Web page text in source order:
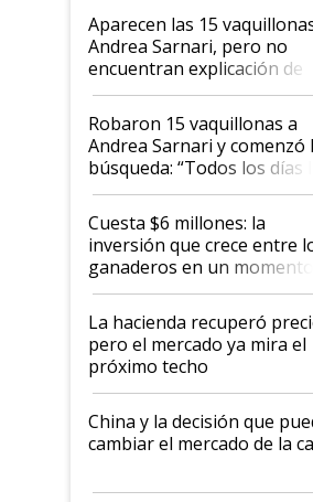
mandato muy claro del
nacional"
Aparecen las 15
Andrea Sarnari, pero no
encuentran explicación de
cómo llegaron allí
Robaron 15 vaquillonas a
Andrea Sarnari y comenzó
búsqueda: “Todos los días le
toca a algún productor”
Cuesta $6 millones: la
inversión que crece entre
ganaderos en un momento
histórico para la actividad
La hacienda recuperó
pero el mercado ya mira el
próximo techo
China y la decisión que
cambiar el mercado de la